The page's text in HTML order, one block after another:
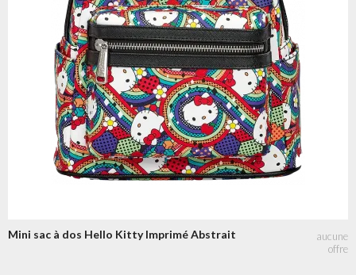
Mini sac à dos Hello Kitty Imprimé Abstrait